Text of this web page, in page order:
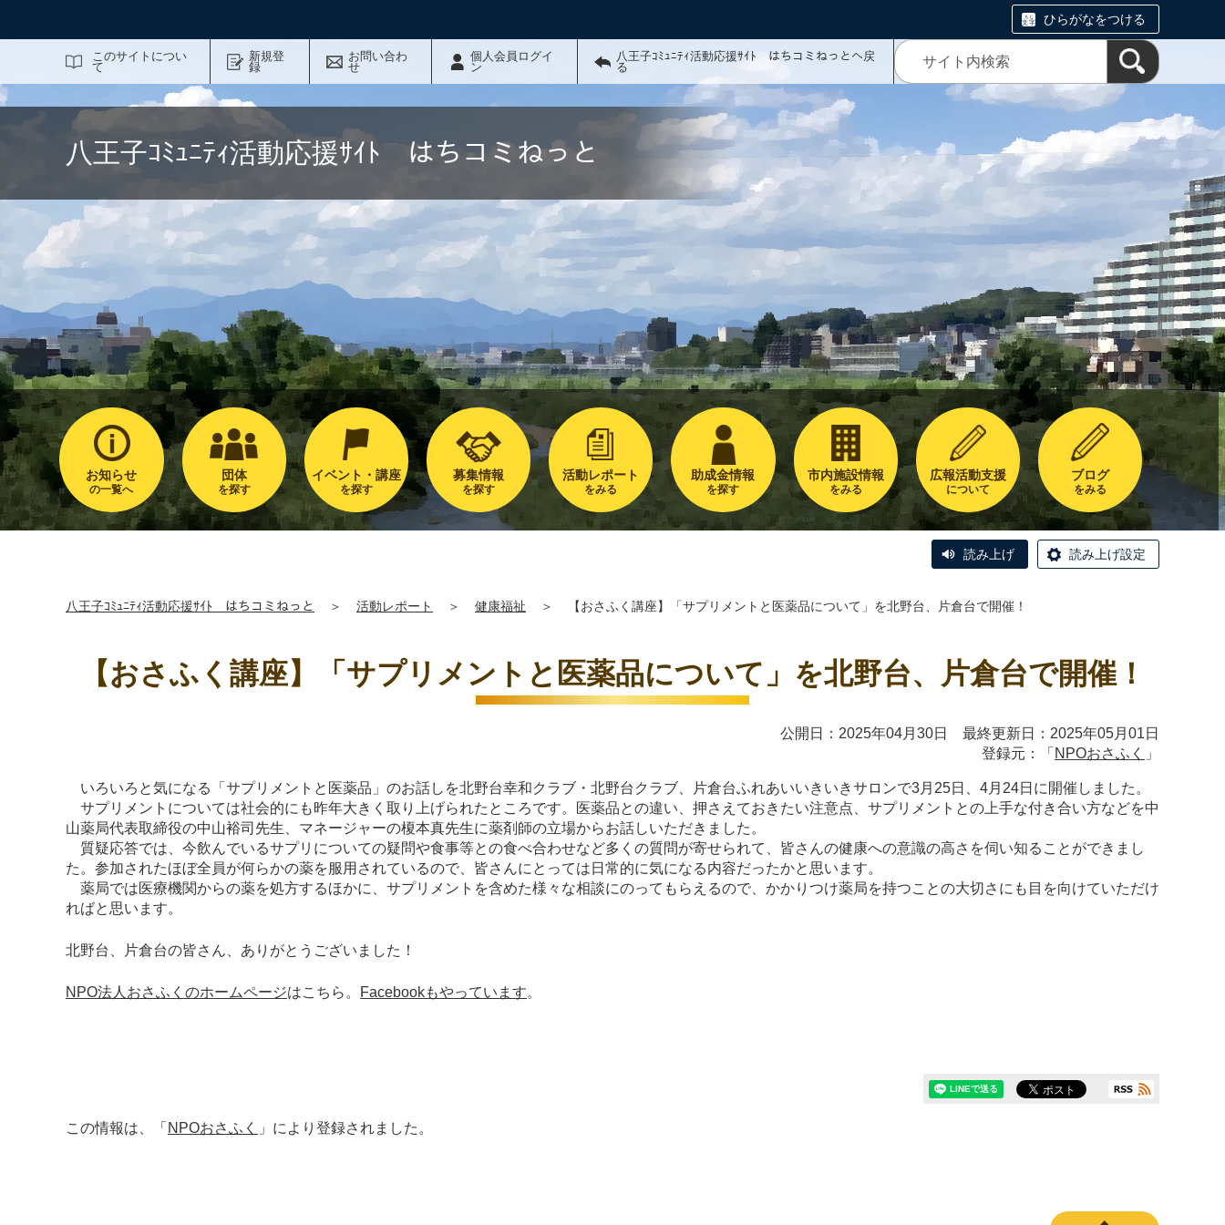
ひらがなをつける
このサイトについ
て
新規登
録
お問い合わ
せ
個人会員ログイ
ン
八王子ｺﾐｭﾆﾃｨ活動応援ｻｲﾄ はちコミねっとへ戻
る
八王子ｺﾐｭﾆﾃｨ活動応援ｻｲﾄ はちコミねっと
お知らせ
の一覧へ
団体
を探す
イベント・講座
を探す
募集情報
を探す
活動レポート
をみる
助成金情報
を探す
市内施設情報
をみる
広報活動支援
について
ブログ
をみる
読み上げ 読み上げ設定
八王子ｺﾐｭﾆﾃｨ活動応援ｻｲﾄ はちコミねっと ＞ 活動レポート ＞ 健康福祉 ＞ 【おさふく講座】「サプリメントと医薬品について」を北野台、片倉台で開催！
【おさふく講座】「サプリメントと医薬品について」を北野台、片倉台で開催！
公開日：2025年04月30日 最終更新日：2025年05月01日
登録元：「 NPOおさふく 」
いろいろと気になる「サプリメントと医薬品」のお話しを北野台幸和クラブ・北野台クラブ、片倉台ふれあいいきいきサロンで3月25日、4月24日に開催しました。
サプリメントについては社会的にも昨年大きく取り上げられたところです。医薬品との違い、押さえておきたい注意点、サプリメントとの上手な付き合い方などを中
山薬局代表取締役の中山裕司先生、マネージャーの榎本真先生に薬剤師の立場からお話しいただきました。
質疑応答では、今飲んでいるサプリについての疑問や食事等との食べ合わせなど多くの質問が寄せられて、皆さんの健康への意識の高さを伺い知ることができまし
た。参加されたほぼ全員が何らかの薬を服用されているので、皆さんにとっては日常的に気になる内容だったかと思います。
薬局では医療機関からの薬を処方するほかに、サプリメントを含めた様々な相談にのってもらえるので、かかりつけ薬局を持つことの大切さにも目を向けていただけ
ればと思います。
北野台、片倉台の皆さん、ありがとうございました！
NPO法人おさふくのホームページはこちら。 Facebookもやっています。
この情報は、「 NPOおさふく 」により登録されました。